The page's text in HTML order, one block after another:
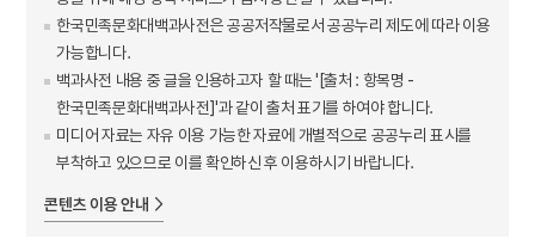
한국민족문화대백과사전은 공공저작물로서 공공누리 제도에 따라 이용
가능합니다.
백과사전 내용 중 글을 인용하고자 할 때는 '[출처 : 항목명 -
한국민족문화대백과사전]'과 같이 출처 표기를 하여야 합니다.
미디어 자료는 자유 이용 가능한 자료에 개별적으로 공공누리 표시를
부착하고 있으므로 이를 확인하신 후 이용하시기 바랍니다.
콘텐츠 이용 안내